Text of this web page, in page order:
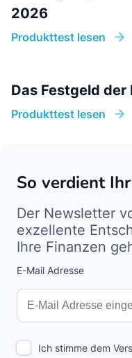
2026
Produkttest lesen
Das Festgeld der
Produkttest lesen
So verdient
Der Newsletter
exzellente
Ihre Finanzen
E-Mail Adresse
Interests
Amount
Ich stimme dem